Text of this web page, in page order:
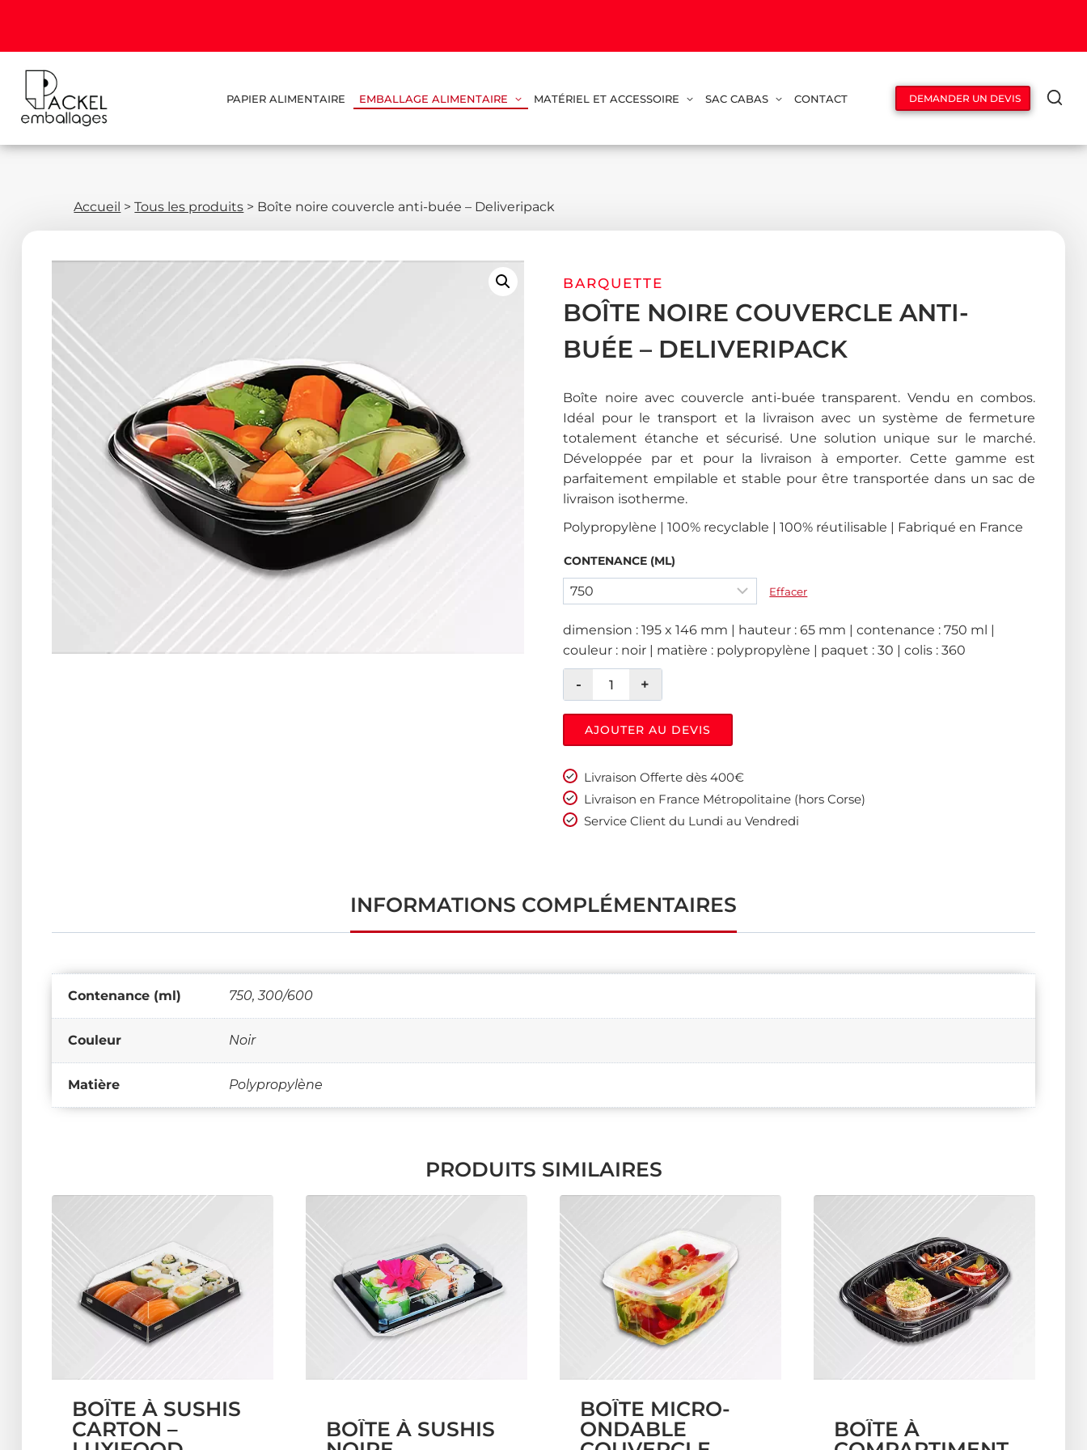
PAPIER ALIMENTAIRE EMBALLAGE ALIMENTAIRE MATÉRIEL ET ACCESSOIRE SAC CABAS CONTACT DEMANDER UN DEVIS
Accueil >Tous les produits > Boîte noire couvercle anti-buée – Deliveripack
BARQUETTE
BOÎTE NOIRE COUVERCLE ANTI-
BUÉE – DELIVERIPACK
Boîte noire avec couvercle anti-buée transparent. Vendu en combos.
Idéal pour le transport et la livraison avec un système de fermeture
totalement étanche et sécurisé. Une solution unique sur le marché.
Développée par et pour la livraison à emporter. Cette gamme est
parfaitement empilable et stable pour être transportée dans un sac de
livraison isotherme.
Polypropylène | 100% recyclable | 100% réutilisable | Fabriqué en France
CONTENANCE (ML)
Effacer
dimension : 195 x 146 mm | hauteur : 65 mm | contenance : 750 ml |
couleur : noir | matière : polypropylène | paquet : 30 | colis : 360
AJOUTER AU DEVIS
Livraison Offerte dès 400€
Livraison en France Métropolitaine (hors Corse)
Service Client du Lundi au Vendredi
INFORMATIONS COMPLÉMENTAIRES
Contenance (ml) 750, 300/600
Couleur Noir
Matière Polypropylène
PRODUITS SIMILAIRES
BOÎTE À SUSHIS
CARTON –
BOÎTE À SUSHIS
BOÎTE MICRO-
ONDABLE
BOÎTE À